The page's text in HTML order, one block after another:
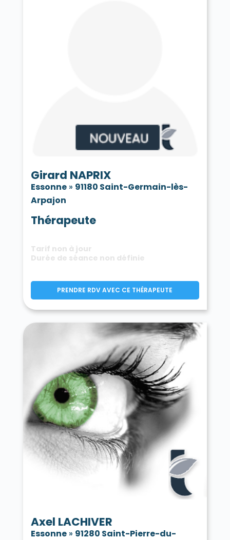
Girard NAPRIX
Essonne» 91180 Saint-Germain-lès-
Arpajon
Thérapeute
Tarif non à jour
Durée de séance non définie
PRENDRE RDV AVEC CE THÉRAPEUTE
Axel LACHIVER
Essonne» 91280 Saint-Pierre-du-